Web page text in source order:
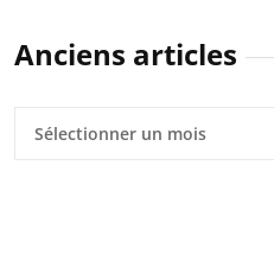
Anciens articles
articles